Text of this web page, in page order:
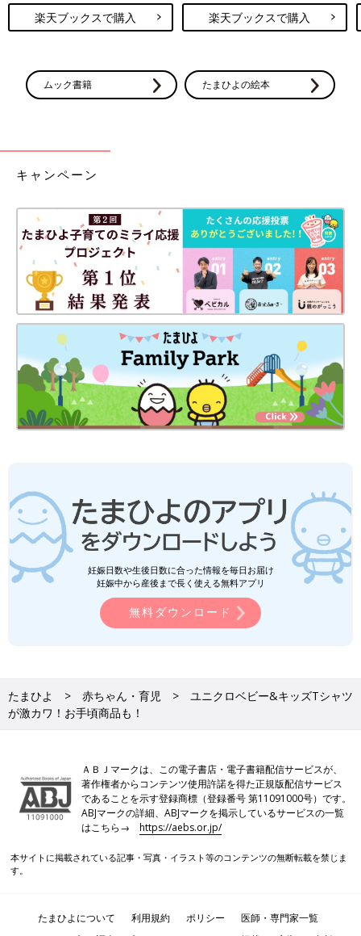
があります。あらかじめご了承ください。
※記事の内容は記載当時の情報であり、現在と異なる場合があり
楽天ブックスで購入 楽天ブックスで購入
ムック書籍 たまひよの絵本
キャンペーン
妊娠日数や生後日数に合った情報を毎日お届け
妊娠中から産後まで長く使える無料アプリ
無料ダウンロード
たまひよ 赤ちゃん・育児
ユニクロベビー&キッズTシャツ
が激カワ！お手頃商品も！
ＡＢＪマークは、この電子書店・電子書籍配信サービスが、
著作権者からコンテンツ使用許諾を得た正規版配信サービス
であることを示す登録商標（登録番号 第11091000号）です。
ABJマークの詳細、ABJマークを掲示しているサービスの一覧
はこちら→https://aebs.or.jp/
本サイトに掲載されている記事・写真・イラスト等のコンテンツの無断転載を禁じま
す。
たまひよについて 利用規約 ポリシー
医師・専門家一覧